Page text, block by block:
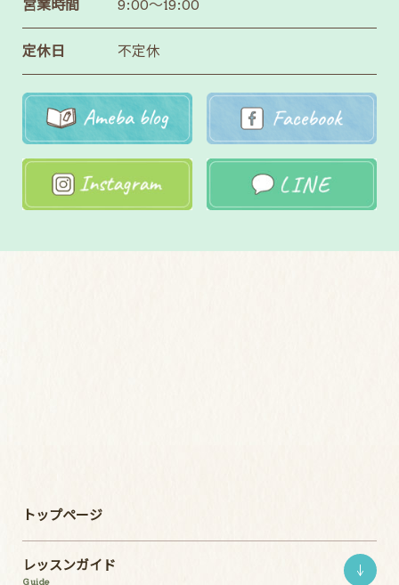
営業時間 9:00～19:00
定休日 不定休
トップページ
レッスンガイド
Guide